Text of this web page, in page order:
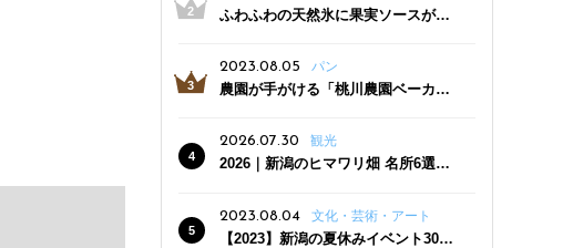
ふわふわの天然氷に果実ソースがた
三条駅近くにオープン
2023.08.05 パン
農園が手がける「桃川農園ベーカリ
った焼きたてパンのほか、ジェラー
トやスムージーも
2026.07.30 観光
2026｜新潟のヒマワリ畑 名所6選
2023.08.04
文化・芸術・アート
【2023】新潟の夏休みイベント30